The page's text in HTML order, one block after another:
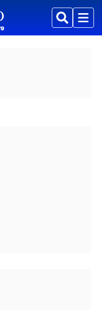
BuscarMenu